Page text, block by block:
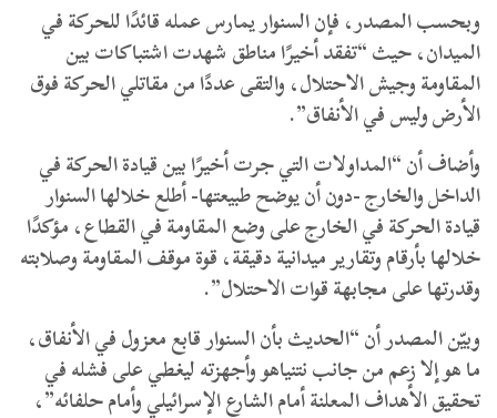
وبحسب المصدر، فإن السنوار يمارس عمله قائدًا للحركة في
الميدان، حيث “تفقد أخيرًا مناطق شهدت اشتباكات بين
المقاومة وجيش الاحتلال، والتقى عددًا من مقاتلي الحركة فوق
الأرض وليس في الأنفاق”.
وأضاف أن “المداولات التي جرت أخيرًا بين قيادة الحركة في
الداخل والخارج -دون أن يوضح طبيعتها- أطلع خلالها السنوار
قيادة الحركة في الخارج على وضع المقاومة في القطاع، مؤكدًا
خلالها بأرقام وتقارير ميدانية دقيقة، قوة موقف المقاومة وصلابته
وقدرتها على مجابهة قوات الاحتلال”.
وبيّن المصدر أن “الحديث بأن السنوار قابع معزول في الأنفاق،
ما هو إلا زعم من جانب نتنياهو وأجهزته ليغطي على فشله في
تحقيق الأهداف المعلنة أمام الشارع الإسرائيلي وأمام حلفائه”،